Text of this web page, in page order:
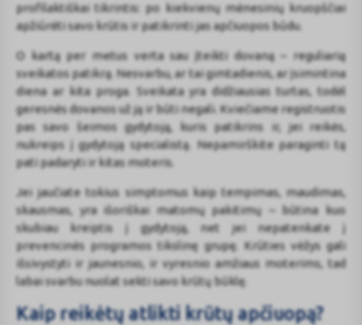
profilaktiškai tikrintis: po kiekvienų mėnesinių kruopščiai
apžiūrėti savo krūtis ir patikrinti jas apčiuopos būdu.
O kartą per metus verta sau įteikti dovaną – reguliarią
sveikatos patikrą. Nesvarbu, ar tai gimtadienis, ar įsimintina
diena ar kita proga. Sveikata yra didžiausias turtas, todėl
geresnės dovanos už ją ir būti negali. Kviečiame registruotis
pas savo šeimos gydytoją, kuris patikrins ir, jei reikės,
nukreips į gydytoją specialistą. Nepamirškite paraginti tą
pati padaryti ir kitas moteris.
Jei jaučiate tokius simptomus kaip tempimas, maudimas,
skausmas, yra išoriškai matomų pakitimų – būtina kuo
skubiau kreiptis į gydytoją, net jei nepatenkate į
prevencinės programos tikslinę grupę. Krūties vėžys gali
išsivystyti ir jaunesnio, ir vyresnio amžiaus moterims, tad
labai svarbu nuolat sekti savo krūtų būklę.
Kaip reikėtų atlikti krūtų apčiuopą?